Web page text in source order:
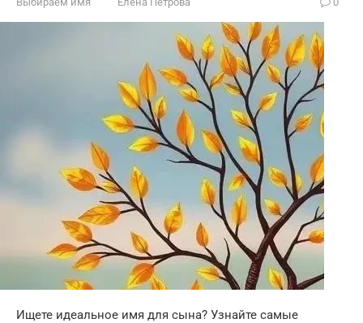
Ищете идеальное имя для сына? Узнайте самые